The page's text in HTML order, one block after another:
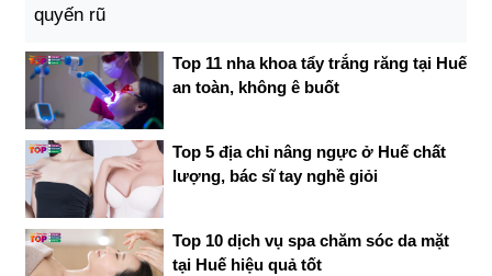
quyến rũ
Top 11 nha khoa tẩy trắng răng tại Huế
an toàn, không ê buốt
Top 5 địa chỉ nâng ngực ở Huế chất
lượng, bác sĩ tay nghề giỏi
Top 10 dịch vụ spa chăm sóc da mặt
tại Huế hiệu quả tốt